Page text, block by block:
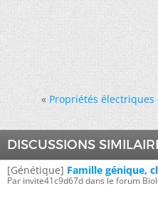
« Propriétés électriques
DISCUSSIONS
[Génétique] Famille génique,
Par invite41c9d67d dans le forum